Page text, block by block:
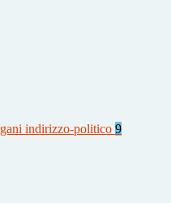
indirizzo-politico 9